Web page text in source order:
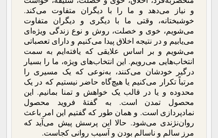
و نیاز می‌دهد و ما را با دیگران متفاوت می‌کند.
خوشبختانه، وقتی ما با دیگری و دیگران متفاوت
می‌شویم، خوی و خصلت، روش و نوع زندگی ویژه‌ای
می‌یابیم و در نتیجه اخلاق پیدا می‌کنیم و دارای تعصباتی
می‌شویم و بر اساس علایقی که یافته‌ایم به سمت
انتخاب‌هایی می‌رویم. این انتخاب‌های ویژه، ما را بسیار
درگیر خودشان می‌کنند، به‌نوعی که یک مسیری را
مرتباً تکرار می‌کنیم یا هیچ‌گاه حاضر نیستیم که در یک
محدوده و یا در قالب یک خواهش و تمنا بمانیم. این
محصول تمدن است. به گفتۀ فروید محصول
نمادپردازی است. و همان‌ طور که گفتیم این امر باعث
روان‌نژندی می‌شود. حالا این پرسش پیش می‌آید که
مرز سالم و ناسالم بودن و آسیب روانی کجاست.